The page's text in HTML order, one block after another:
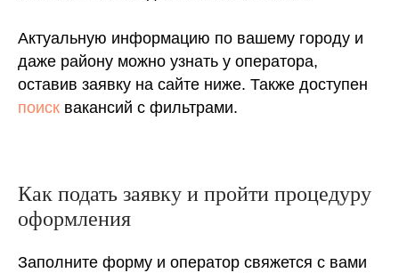
Актуальную информацию по вашему городу и
даже району можно узнать у оператора,
оставив заявку на сайте ниже. Также доступен
поиск вакансий с фильтрами.
Как подать заявку и пройти процедуру
оформления
Заполните форму и оператор свяжется с вами